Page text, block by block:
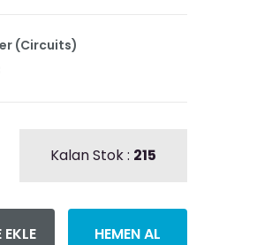
(Circuits)
Kalan Stok : 215
EKLE HEMEN AL